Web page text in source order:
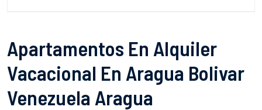
Apartamentos En Alquiler
Vacacional En Aragua Bolivar
Venezuela Aragua